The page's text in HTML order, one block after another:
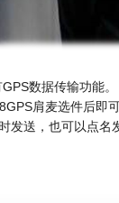
数据传输功能。
肩麦选件后即
发送，也可以点名